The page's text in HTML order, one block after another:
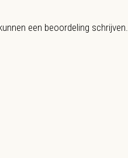
een beoordeling schrijven.